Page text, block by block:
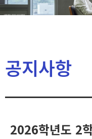
공지사항
2026학년도 2